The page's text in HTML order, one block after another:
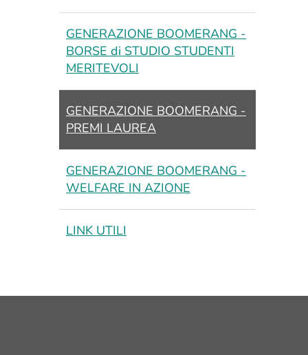
GENERAZIONE BOOMERANG -
BORSE di STUDIO STUDENTI
MERITEVOLI
GENERAZIONE BOOMERANG -
PREMI LAUREA
GENERAZIONE BOOMERANG -
WELFARE IN AZIONE
LINK UTILI